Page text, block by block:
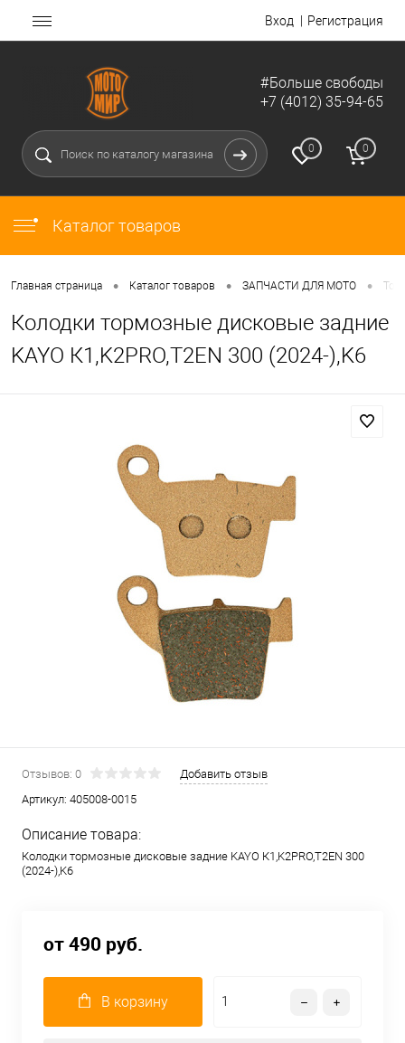
Вход Регистрация
#Больше свободы
+7 (4012) 35-94-65
0 0
Каталог товаров
Главная страница • Каталог товаров • ЗАПЧАСТИ ДЛЯ МОТО •
Колодки тормозные дисковые задние
KAYO К1,K2PRO,T2EN 300 (2024-),K6
Отзывов: 0
Добавить отзыв
Артикул: 405008-0015
Описание товара:
Колодки тормозные дисковые задние KAYO К1,K2PRO,T2EN 300
(2024-),K6
от 490 руб.
В корзину